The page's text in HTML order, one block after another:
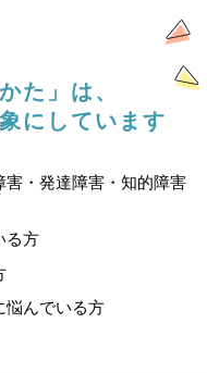
た」は、
にしています
・発達障害・知的障害
る方
悩んでいる方